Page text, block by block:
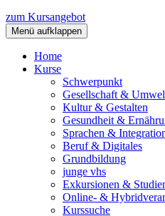
zum Kursangebot
Menü aufklappen
Home
Kurse
Schwerpunkt
Gesellschaft &
Kultur & Gestalten
Gesundheit &
Sprachen &
Beruf & Digitales
Grundbildung
junge vhs
Exkursionen &
Online- &
Kurssuche